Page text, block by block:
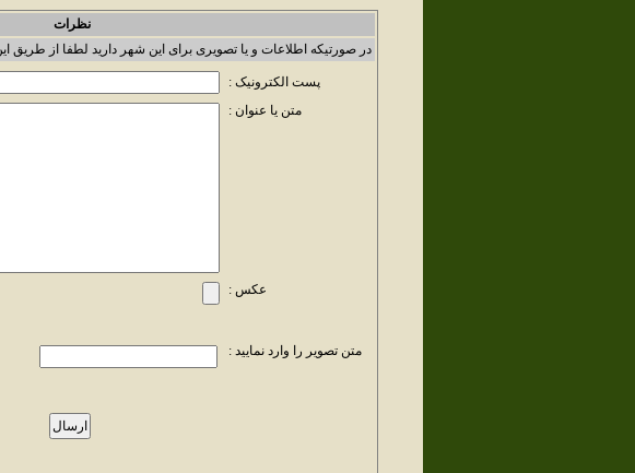
نظرات
در صورتیکه اطلاعات و یا تصویری برای این شهر دارید لطفا از طریق
پست الکترونیک :
متن یا عنوان :
عکس :
متن تصویر را وارد نمایید :